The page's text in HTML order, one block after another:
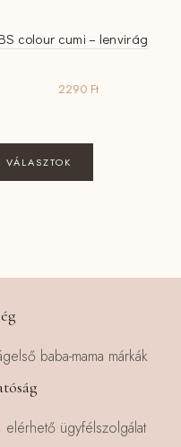
colour cumi – lenvirág
2290 Ft
VÁLASZTOK
a
termékoldalon
baba-mama márkák
elérhető ügyfélszolgálat